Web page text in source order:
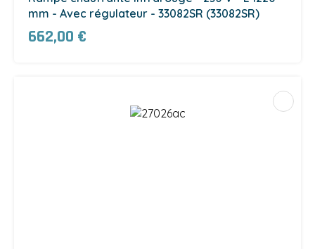
mm - Avec régulateur - 33082SR (33082SR)
662,00 €